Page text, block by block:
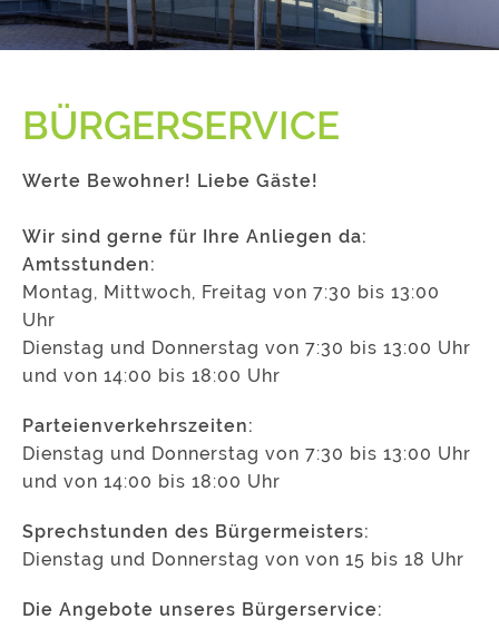
BÜRGERSERVICE
Werte Bewohner! Liebe Gäste!
Wir sind gerne für Ihre Anliegen da:
Amtsstunden:
Montag, Mittwoch, Freitag von 7:30 bis 13:00
Uhr
Dienstag und Donnerstag von 7:30 bis 13:00 Uhr
und von 14:00 bis 18:00 Uhr
Parteienverkehrszeiten:
Dienstag und Donnerstag von 7:30 bis 13:00 Uhr
und von 14:00 bis 18:00 Uhr
Sprechstunden des Bürgermeisters:
Dienstag und Donnerstag von von 15 bis 18 Uhr
Die Angebote unseres Bürgerservice: